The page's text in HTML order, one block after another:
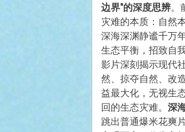
边界”的深度思辨。
灾难的本质：自然
深海深渊静谧千万
生态平衡，招致自我
影片深刻揭示现代
然、掠夺自然、改
益最大化，无视生
回的生态灾难。 深
跳出普通爆米花爽